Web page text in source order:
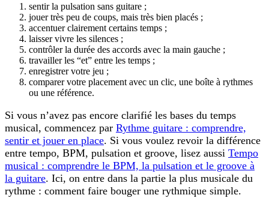
sentir la pulsation sans guitare ;
jouer très peu de coups, mais très bien placés ;
accentuer clairement certains temps ;
laisser vivre les silences ;
contrôler la durée des accords avec la main gauche ;
travailler les “et” entre les temps ;
enregistrer votre jeu ;
comparer votre placement avec un clic, une boîte à rythmes
ou une référence.
Si vous n’avez pas encore clarifié les bases du temps
musical, commencez par Rythme guitare : comprendre,
sentir et jouer en place. Si vous voulez revoir la différence
entre tempo, BPM, pulsation et groove, lisez aussi Tempo
musical : comprendre le BPM, la pulsation et le groove à
la guitare. Ici, on entre dans la partie la plus musicale du
rythme : comment faire bouger une rythmique simple.